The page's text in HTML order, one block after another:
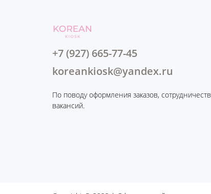
+7 (927) 665-77-45
koreankiosk@yandex.ru
По поводу оформления заказов,
вакансий.